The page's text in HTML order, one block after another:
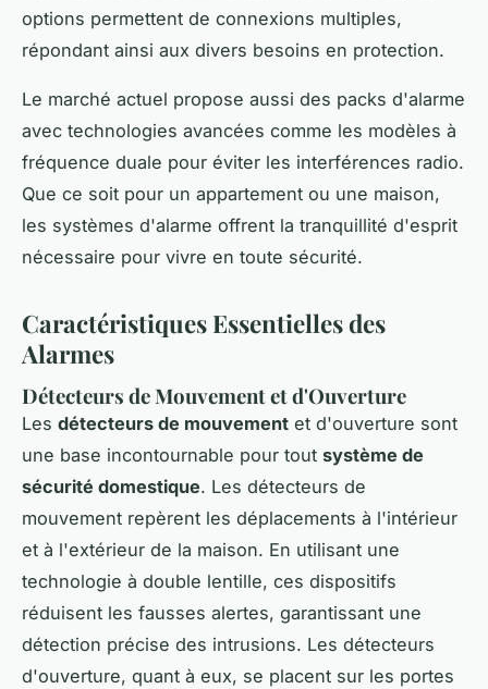
options permettent de connexions multiples,
répondant ainsi aux divers besoins en protection.
Le marché actuel propose aussi des packs d'alarme
avec technologies avancées comme les modèles à
fréquence duale pour éviter les interférences radio.
Que ce soit pour un appartement ou une maison,
les systèmes d'alarme offrent la tranquillité d'esprit
nécessaire pour vivre en toute sécurité.
Caractéristiques Essentielles des
Alarmes
Détecteurs de Mouvement et d'Ouverture
Les détecteurs de mouvement et d'ouverture sont
une base incontournable pour tout système de
sécurité domestique. Les détecteurs de
mouvement repèrent les déplacements à l'intérieur
et à l'extérieur de la maison. En utilisant une
technologie à double lentille, ces dispositifs
réduisent les fausses alertes, garantissant une
détection précise des intrusions. Les détecteurs
d'ouverture, quant à eux, se placent sur les portes